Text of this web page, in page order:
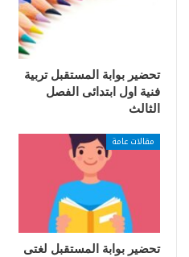
تحضير بوابة المستقبل تربية
فنية اول ابتدائى الفصل
الثالث
مقالات عامة
تحضير بوابة المستقبل لغتى